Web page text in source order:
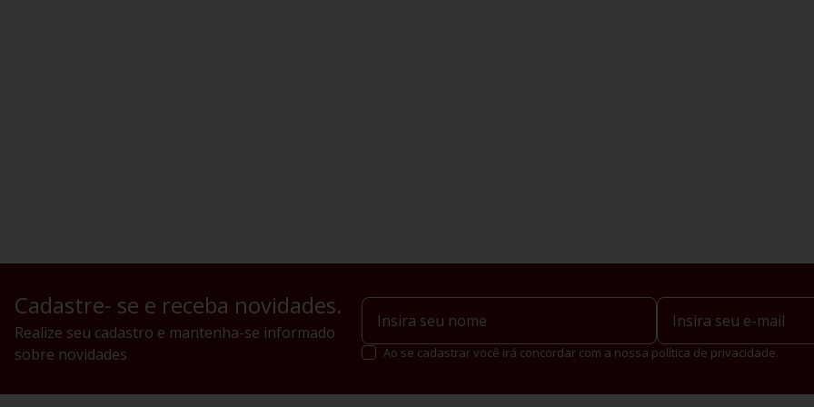
Cadastre- se e receba novidades.
Realize seu cadastro e mantenha-se informado
sobre novidades
Ao se cadastrar você irá concordar com a nossa política de privacidade.